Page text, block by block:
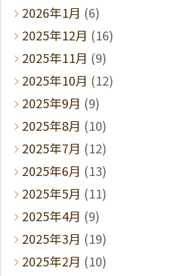
2026年1月 (6)
2025年12月 (16)
2025年11月 (9)
2025年10月 (12)
2025年9月 (9)
2025年8月 (10)
2025年7月 (12)
2025年6月 (13)
2025年5月 (11)
2025年4月 (9)
2025年3月 (19)
2025年2月 (10)